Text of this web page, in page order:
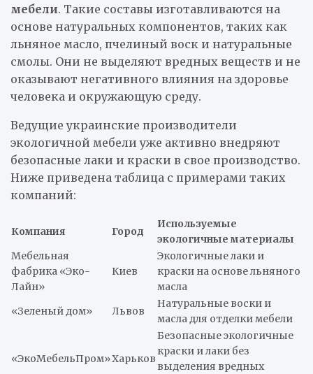
мебели. Такие составы изготавливаются на
основе натуральных компонентов, таких как
льняное масло, пчелиный воск и натуральные
смолы. Они не выделяют вредных веществ и не
оказывают негативного влияния на здоровье
человека и окружающую среду.
Ведущие украинские производители
экологичной мебели уже активно внедряют
безопасные лаки и краски в свое производство.
Ниже приведена таблица с примерами таких
компаний:
Компания Город
Используемые
экологичные материалы
Мебельная
фабрика «Эко-
Лайн»
Киев
Экологичные лаки и
краски на основе льняного
масла
«Зеленый дом»
Львов
Натуральные воски и
масла для отделки мебели
«ЭкоМебельПром»Харьков
Безопасные экологичные
краски и лаки без
выделения вредных